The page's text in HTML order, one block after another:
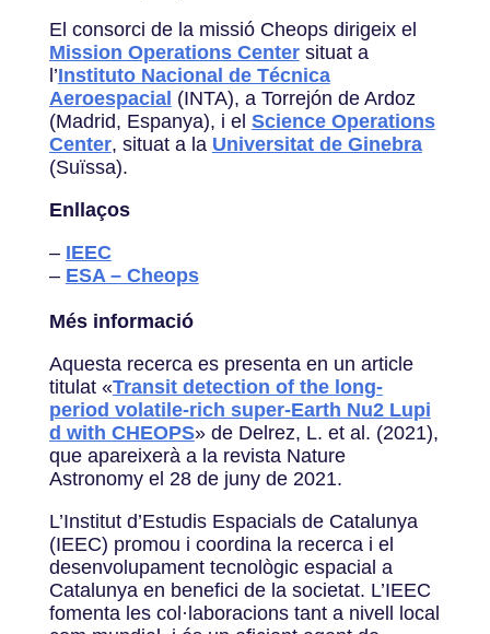
El consorci de la missió Cheops dirigeix ​​el
Mission Operations Centersituat a
l’Instituto Nacional de Técnica
Aeroespacial (INTA), a Torrejón de Ardoz
(Madrid, Espanya), i el Science Operations
Center, situat a la Universitat de Ginebra
(Suïssa).
Enllaços
– IEEC
– ESA – Cheops
Més informació
Aquesta recerca es presenta en un article
titulat «Transit detection of the long-
period volatile-rich super-Earth Nu2 Lupi
d with CHEOPS» de Delrez, L. et al. (2021),
que apareixerà a la revista Nature
Astronomy el 28 de juny de 2021.
L’Institut d’Estudis Espacials de Catalunya
(IEEC) promou i coordina la recerca i el
desenvolupament tecnològic espacial a
Catalunya en benefici de la societat. L’IEEC
fomenta les col·laboracions tant a nivell local